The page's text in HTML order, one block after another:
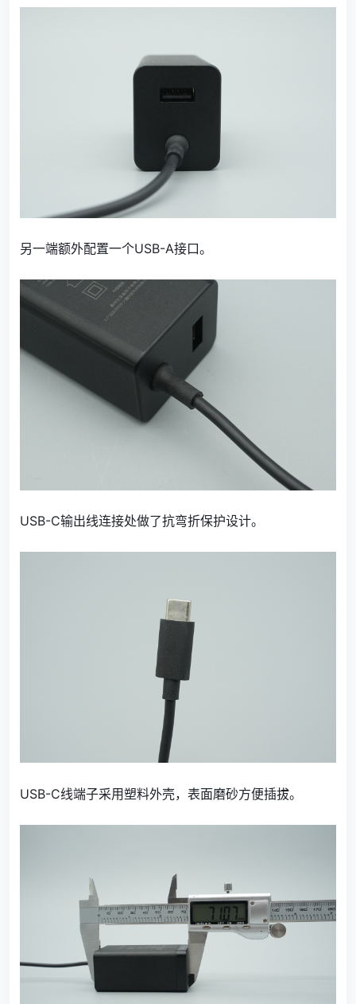
另一端额外配置一个USB-A接口。
USB-C输出线连接处做了抗弯折保护设计。
USB-C线端子采用塑料外壳，表面磨砂方便插拔。